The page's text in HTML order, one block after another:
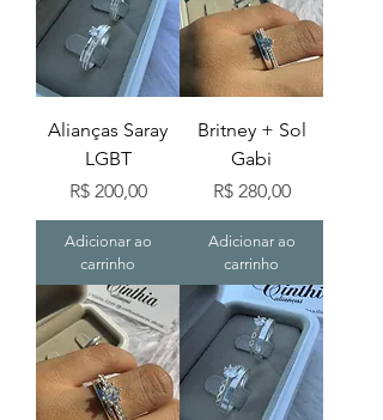
Alianças Saray
LGBT
Preço
R$ 200,00
Adicionar ao
carrinho
Britney + Sol
Gabi
Preço
R$ 280,00
Adicionar ao
carrinho